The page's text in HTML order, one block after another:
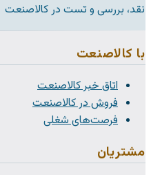
نقد، بررسی و تست در کالاصنعت
با کالاصنعت
اتاق خبر کالاصنعت
فروش در کالاصنعت
فرصت‌های شغلی
مشتریان